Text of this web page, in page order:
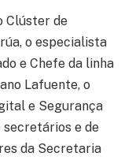
Clúster de
o especialista
e Chefe da linha
Lafuente, o
e Segurança
secretários e de
da Secretaria